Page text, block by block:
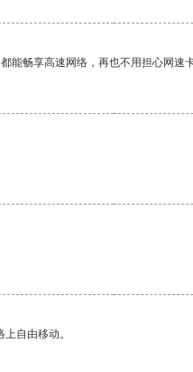
能畅享高速网络，再也不用担心网速卡
自由移动。